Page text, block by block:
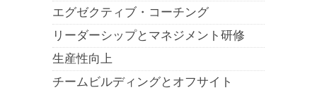
エグゼクティブ・コーチング
リーダーシップとマネジメント研修
生産性向上
チームビルディングとオフサイト